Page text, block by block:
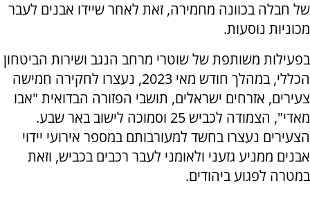
של חבלה בכוונה מחמירה, זאת לאחר שיידו אבנים לעבר
מכוניות נוסעות.
בפעילות משותפת של שוטרי מרחב הנגב ושירות הביטחון
הכללי, במהלך חודש מאי 2023, נעצרו לחקירה חמישה
צעירים, אזרחים ישראלים, תושבי הפזורה הבדואית "אבו
מאדי", הצמודה לכביש 25 וסמוכה לישוב באר שבע.
הצעירים נעצרו בחשד למעורבותם במספר אירועי יידוי
אבנים ממניע גזעני ולאומני לעבר רכבים בכביש, וזאת
במטרה לפגוע ביהודים.